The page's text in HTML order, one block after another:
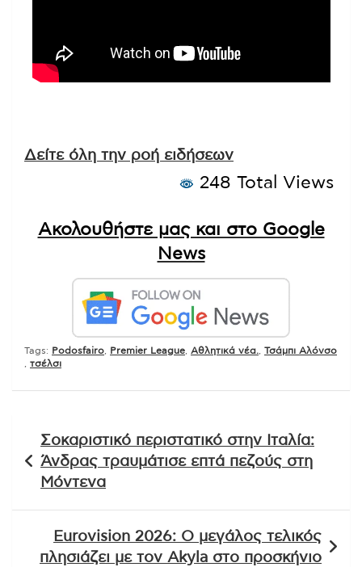
Δείτε όλη την ροή ειδήσεων
248 Total Views
Ακολουθήστε μας και στο Google
News
Tags: Podosfairo Premier League Αθλητικά νέα. Τσάμπι Αλόνσο
τσέλσι
άρθρων
Σοκαριστικό περιστατικό στην Ιταλία:
Άνδρας τραυμάτισε επτά πεζούς στη
Μόντενα
Eurovision 2026: Ο μεγάλος τελικός
πλησιάζει με τον Akyla στο προσκήνιο